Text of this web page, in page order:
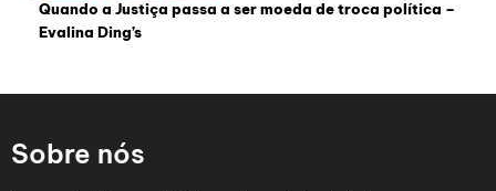
Quando a Justiça passa a ser moeda de troca política –
Evalina Ding’s
Sobre nós